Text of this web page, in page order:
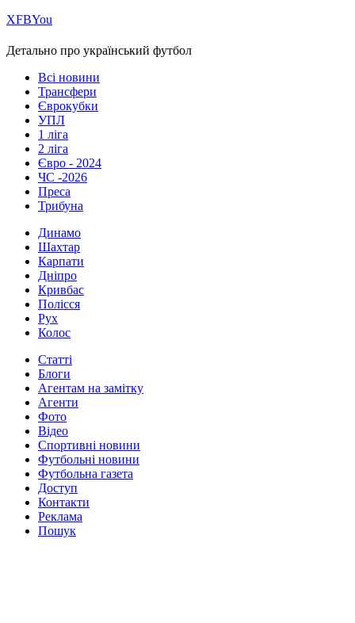
ХFBYou
Детально про український футбол
Всі новини
Трансфери
Єврокубки
УПЛ
1 ліга
2 ліга
Євро - 2024
ЧС -2026
Преса
Трибуна
Динамо
Шахтар
Карпати
Дніпро
Кривбас
Полісся
Рух
Колос
Статті
Блоги
Агентам на замітку
Агенти
Фото
Відео
Спортивні новини
Футбольні новини
Футбольна газета
Доступ
Контакти
Реклама
Пошук